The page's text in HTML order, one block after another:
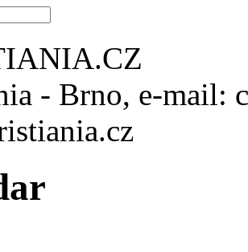
- Brno, e-mail: